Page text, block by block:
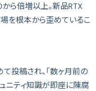
ら倍増以上。新品RTX
を根本から歪めているこ
投稿され、「数ヶ月前の
ニティ知識が即座に陳腐